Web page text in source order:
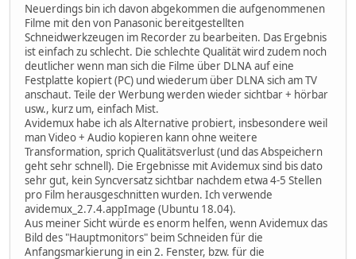
Neuerdings bin ich davon abgekommen die aufgenommenen
Filme mit den von Panasonic bereitgestellten
Schneidwerkzeugen im Recorder zu bearbeiten. Das Ergebnis
ist einfach zu schlecht. Die schlechte Qualität wird zudem noch
deutlicher wenn man sich die Filme über DLNA auf eine
Festplatte kopiert (PC) und wiederum über DLNA sich am TV
anschaut. Teile der Werbung werden wieder sichtbar + hörbar
usw., kurz um, einfach Mist.
Avidemux habe ich als Alternative probiert, insbesondere weil
man Video + Audio kopieren kann ohne weitere
Transformation, sprich Qualitätsverlust (und das Abspeichern
geht sehr schnell). Die Ergebnisse mit Avidemux sind bis dato
sehr gut, kein Syncversatz sichtbar nachdem etwa 4-5 Stellen
pro Film herausgeschnitten wurden. Ich verwende
avidemux_2.7.4.appImage (Ubuntu 18.04).
Aus meiner Sicht würde es enorm helfen, wenn Avidemux das
Bild des "Hauptmonitors" beim Schneiden für die
Anfangsmarkierung in ein 2. Fenster, bzw. für die